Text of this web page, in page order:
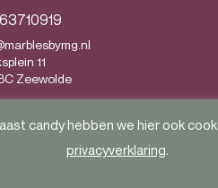
11
Zeewolde
candy hebben we hier ook
privacyverklaring.